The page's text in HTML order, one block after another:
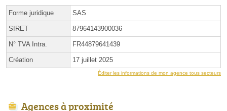
Forme juridique SAS
SIRET 87964143900036
N° TVA Intra. FR44879641439
Création 17 juillet 2025
Éditer les informations de mon agence tous secteurs
Agences à proximité